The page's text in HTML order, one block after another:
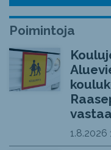
Poimintoja
vastaa
1.8.2026